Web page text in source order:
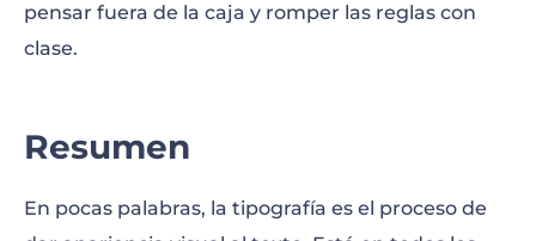
pensar fuera de la caja y romper las reglas con
clase.
Resumen
En pocas palabras, la tipografía es el proceso de